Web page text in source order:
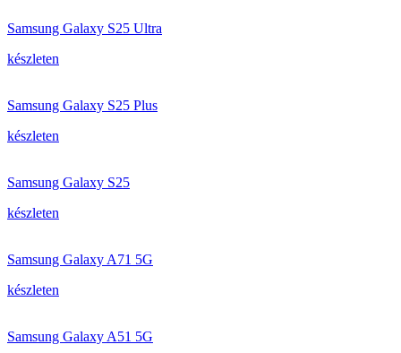
Samsung Galaxy S25 Ultra
készleten
Samsung Galaxy S25 Plus
készleten
Samsung Galaxy S25
készleten
Samsung Galaxy A71 5G
készleten
Samsung Galaxy A51 5G